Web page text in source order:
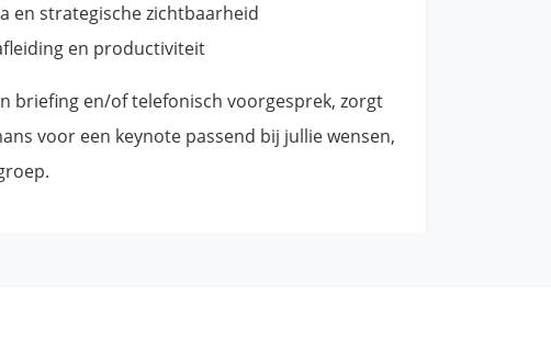
en strategische zichtbaarheid
en productiviteit
briefing en/of telefonisch voorgesprek, zorgt
voor een keynote passend bij jullie wensen,